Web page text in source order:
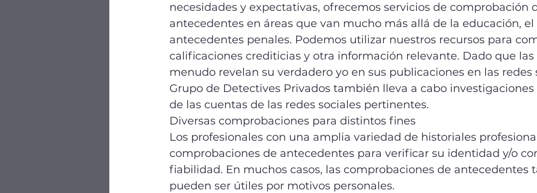
necesidades y expectativas, ofrecemos servicios de comprobación
antecedentes en áreas que van mucho más allá de la educación,
antecedentes penales. Podemos utilizar nuestros recursos para
calificaciones crediticias y otra información relevante. Dado que las
menudo revelan su verdadero yo en sus publicaciones en las redes
Grupo de Detectives Privados también lleva a cabo
de las cuentas de las redes sociales pertinentes.
Diversas comprobaciones para distintos fines
Los profesionales con una amplia variedad de historiales
comprobaciones de antecedentes para verificar su identidad y/o
fiabilidad. En muchos casos, las comprobaciones de antecedentes
pueden ser útiles por motivos personales.